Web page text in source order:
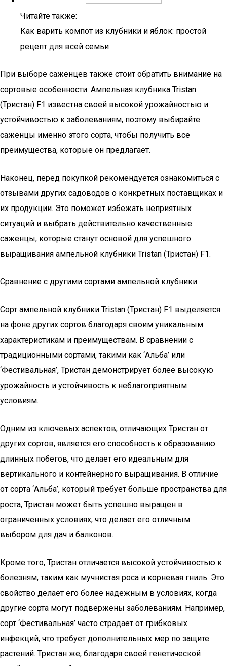
Читайте также:
Как варить компот из клубники и яблок: простой
рецепт для всей семьи
При выборе саженцев также стоит обратить внимание на
сортовые особенности. Ампельная клубника Tristan
(Тристан) F1 известна своей высокой урожайностью и
устойчивостью к заболеваниям, поэтому выбирайте
саженцы именно этого сорта, чтобы получить все
преимущества, которые он предлагает.
Наконец, перед покупкой рекомендуется ознакомиться с
отзывами других садоводов о конкретных поставщиках и
их продукции. Это поможет избежать неприятных
ситуаций и выбрать действительно качественные
саженцы, которые станут основой для успешного
выращивания ампельной клубники Tristan (Тристан) F1.
Сравнение с другими сортами ампельной клубники
Сорт ампельной клубники Tristan (Тристан) F1 выделяется
на фоне других сортов благодаря своим уникальным
характеристикам и преимуществам. В сравнении с
традиционными сортами, такими как ‘Альба’ или
‘Фестивальная’, Тристан демонстрирует более высокую
урожайность и устойчивость к неблагоприятным
условиям.
Одним из ключевых аспектов, отличающих Тристан от
других сортов, является его способность к образованию
длинных побегов, что делает его идеальным для
вертикального и контейнерного выращивания. В отличие
от сорта ‘Альба’, который требует больше пространства для
роста, Тристан может быть успешно выращен в
ограниченных условиях, что делает его отличным
выбором для дач и балконов.
Кроме того, Тристан отличается высокой устойчивостью к
болезням, таким как мучнистая роса и корневая гниль. Это
свойство делает его более надежным в условиях, когда
другие сорта могут подвержены заболеваниям. Например,
сорт ‘Фестивальная’ часто страдает от грибковых
инфекций, что требует дополнительных мер по защите
растений. Тристан же, благодаря своей генетической